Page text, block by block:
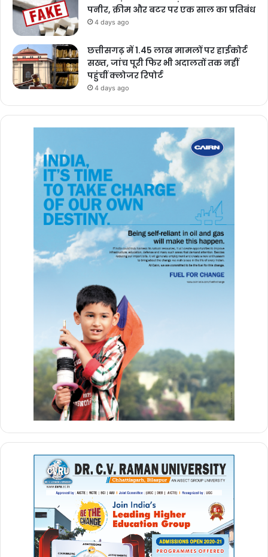
पनीर, क्रीम और बटर पर एक साल का प्रतिबंध
4 days ago
छत्तीसगढ़ में 1.45 लाख मामलों पर हाईकोर्ट
सख्त, जांच पूरी फिर भी अदालतों तक नहीं
पहुंचीं क्लोजर रिपोर्ट
4 days ago